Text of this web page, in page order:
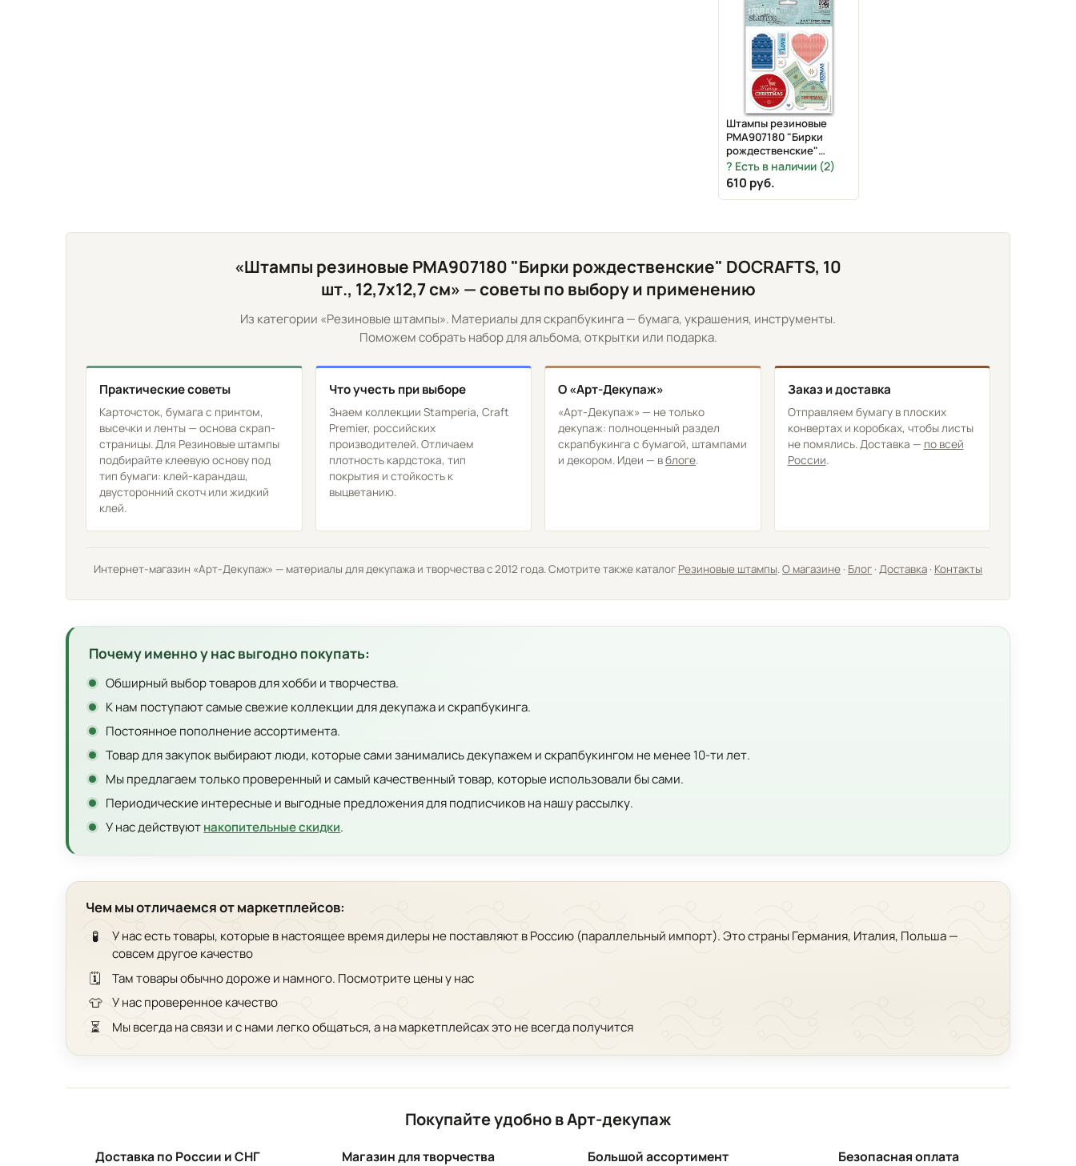
Штампы резиновые
PMA907180 "Бирки
рождественские"
DOCRAFTS, 10 шт.,
12,7х12,7 см
Есть в наличии (2)
610 руб.
«Штампы резиновые PMA907180 "Бирки рождественские" DOCRAFTS, 10
шт., 12,7х12,7 см» — советы по выбору и применению
Из категории «Резиновые штампы». Материалы для скрапбукинга — бумага, украшения, инструменты.
Поможем собрать набор для альбома, открытки или подарка.
Практические советы
Карточсток, бумага с принтом,
высечки и ленты — основа скрап-
страницы. Для Резиновые штампы
подбирайте клеевую основу под
тип бумаги: клей-карандаш,
двусторонний скотч или жидкий
клей.
Что учесть при выборе
Знаем коллекции Stamperia, Craft
Premier, российских
производителей. Отличаем
плотность кардстока, тип
покрытия и стойкость к
выцветанию.
О «Арт-Декупаж»
«Арт-Декупаж» — не только
декупаж: полноценный раздел
скрапбукинга с бумагой, штампами
и декором. Идеи — вблоге.
Заказ и доставка
Отправляем бумагу в плоских
конвертах и коробках, чтобы листы
не помялись. Доставка — по всей
России.
Интернет-магазин «Арт-Декупаж» — материалы для декупажа и творчества с 2012 года. Смотрите также каталог Резиновые штампы.О магазине · Блог · Доставка · Контакты
Почему именно у нас выгодно покупать:
Обширный выбор товаров для хобби и творчества.
К нам поступают самые свежие коллекции для декупажа и скрапбукинга.
Постоянное пополнение ассортимента.
Товар для закупок выбирают люди, которые сами занимались декупажем и скрапбукингом не менее 10-ти лет.
Мы предлагаем только проверенный и самый качественный товар, которые использовали бы сами.
Периодические интересные и выгодные предложения для подписчиков на нашу рассылку.
У нас действуютнакопительные скидки.
Чем мы отличаемся от маркетплейсов:
🧪
У нас есть товары, которые в настоящее время дилеры не поставляют в Россию (параллельный импорт). Это страны Германия, Италия, Польша —
совсем другое качество
🗓️ Там товары обычно дороже и намного. Посмотрите цены у нас
👕 У нас проверенное качество
⏳ Мы всегда на связи и с нами легко общаться, а на маркетплейсах это не всегда получится
Покупайте удобно в Арт-декупаж
Доставка по России и СНГ Магазин для творчества Большой ассортимент Безопасная оплата